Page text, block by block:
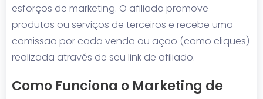
esforços de marketing. O afiliado promove
produtos ou serviços de terceiros e recebe uma
comissão por cada venda ou ação (como cliques)
realizada através de seu link de afiliado.
Como Funciona o Marketing de